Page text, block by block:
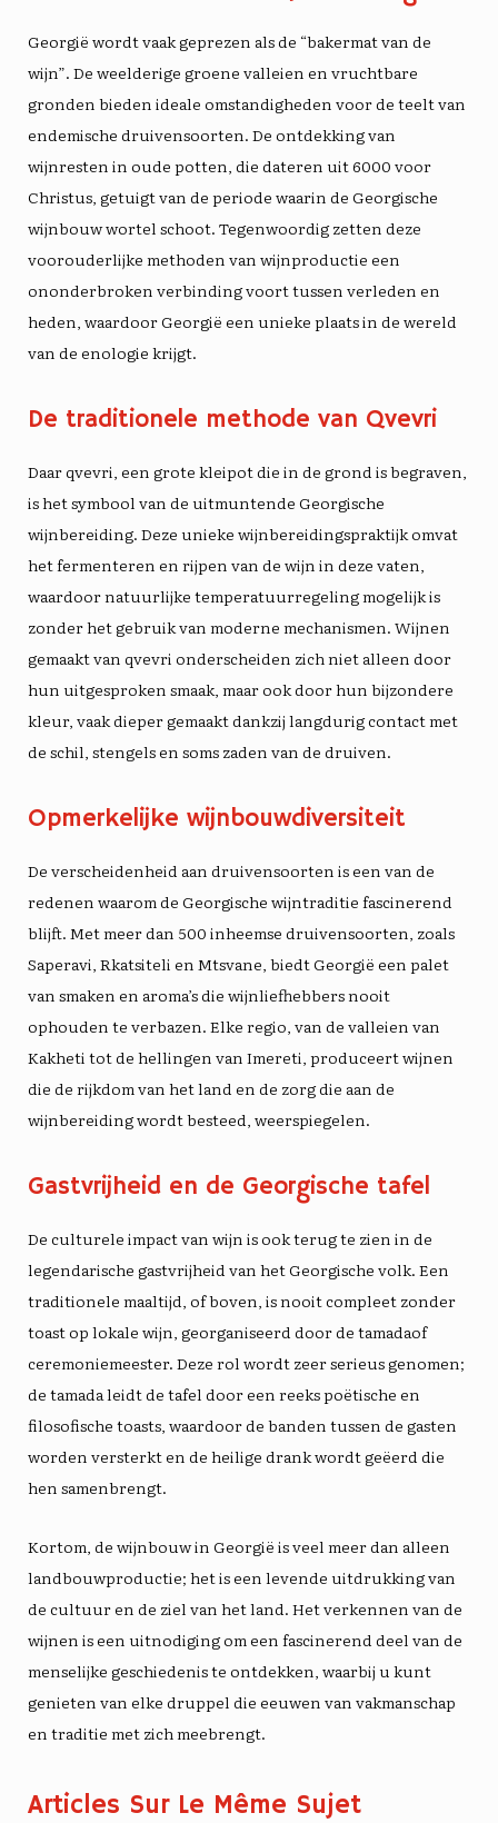
Georgië wordt vaak geprezen als de “bakermat van de
wijn”. De weelderige groene valleien en vruchtbare
gronden bieden ideale omstandigheden voor de teelt van
endemische druivensoorten. De ontdekking van
wijnresten in oude potten, die dateren uit 6000 voor
Christus, getuigt van de periode waarin de Georgische
wijnbouw wortel schoot. Tegenwoordig zetten deze
voorouderlijke methoden van wijnproductie een
ononderbroken verbinding voort tussen verleden en
heden, waardoor Georgië een unieke plaats in de wereld
van de enologie krijgt.
De traditionele methode van Qvevri
Daarqvevri , een grote kleipot die in de grond is begraven,
is het symbool van de uitmuntende Georgische
wijnbereiding. Deze unieke wijnbereidingspraktijk omvat
het fermenteren en rijpen van de wijn in deze vaten,
waardoor natuurlijke temperatuurregeling mogelijk is
zonder het gebruik van moderne mechanismen. Wijnen
gemaakt van qvevri onderscheiden zich niet alleen door
hun uitgesproken smaak, maar ook door hun bijzondere
kleur, vaak dieper gemaakt dankzij langdurig contact met
de schil, stengels en soms zaden van de druiven.
Opmerkelijke wijnbouwdiversiteit
De verscheidenheid aan druivensoorten is een van de
redenen waarom de Georgische wijntraditie fascinerend
blijft. Met meer dan 500 inheemse druivensoorten, zoals
Saperavi, Rkatsiteli en Mtsvane, biedt Georgië een palet
van smaken en aroma’sdie wijnliefhebbers nooit
ophouden te verbazen. Elke regio, van de valleien van
Kakheti tot de hellingen van Imereti, produceert wijnen
die de rijkdom van het land en de zorg die aan de
wijnbereiding wordt besteed, weerspiegelen.
Gastvrijheid en de Georgische tafel
De culturele impact van wijn is ook terug te zien in de
legendarische gastvrijheid van het Georgische volk. Een
traditionele maaltijd, ofboven , is nooit compleet zonder
toast op lokale wijn, georganiseerd door de tamadaof
ceremoniemeester. Deze rol wordt zeer serieus genomen;
de tamada leidt de tafel door een reeks poëtische en
filosofische toasts, waardoor de banden tussen de gasten
worden versterkt en de heilige drank wordt geëerd die
hen samenbrengt.
Kortom, de wijnbouw in Georgië is veel meer dan alleen
landbouwproductie; het is een levende uitdrukking van
de cultuur en de ziel van het land. Het verkennen van de
wijnen is een uitnodiging om een ​​fascinerend deel van de
menselijke geschiedenis te ontdekken, waarbij u kunt
genieten van elke druppel die eeuwen van vakmanschap
en traditie met zich meebrengt.
Articles Sur Le Même Sujet